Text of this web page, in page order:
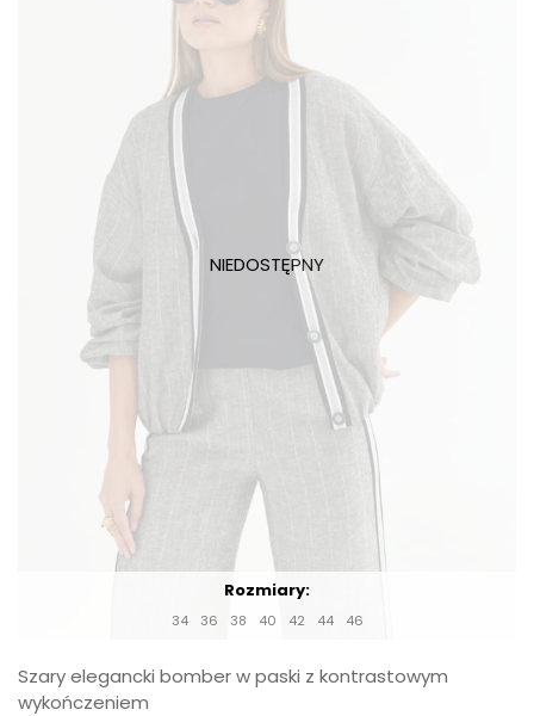
Rozmiary:
34 36 38 40 42 44 46
Szary elegancki bomber w paski z kontrastowym
wykończeniem